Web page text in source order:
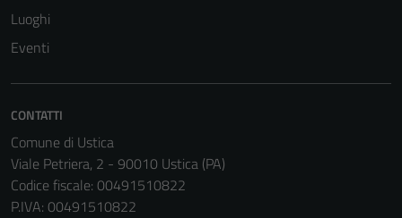
Luoghi
Eventi
CONTATTI
Comune di Ustica
Viale Petriera, 2 - 90010 Ustica (PA)
Codice fiscale: 00491510822
P.IVA: 00491510822